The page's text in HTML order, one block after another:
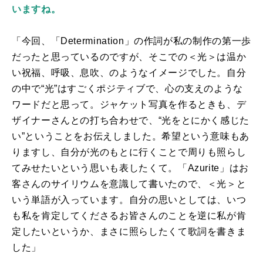
いますね。
「今回、「 Determination 」の作詞が私の制作の第一歩
だったと思っているのですが、そこでの＜光＞は温か
い祝福、呼吸、息吹、のようなイメージでした。自分
の中で“光”はすごくポジティブで、心の支えのような
ワードだと思って。ジャケット写真を作るときも、デ
ザイナーさんとの打ち合わせで、“光をとにかく感じた
い”ということをお伝えしました。希望という意味もあ
りますし、自分が光のもとに行くことで周りも照らし
てみせたいという思いも表したくて。「 Azurite 」はお
客さんのサイリウムを意識して書いたので、＜光＞と
いう単語が入っています。自分の思いとしては、いつ
も私を肯定してくださるお皆さんのことを逆に私が肯
定したいというか、まさに照らしたくて歌詞を書きま
した」